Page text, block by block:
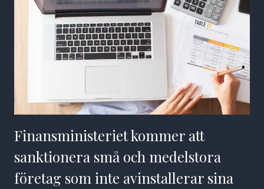
Finansministeriet kommer att
sanktionera små och medelstora
företag som inte avinstallerar sina